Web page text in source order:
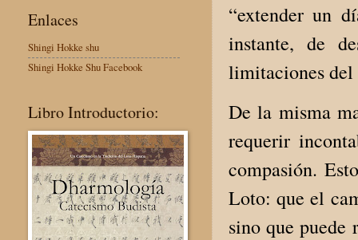
“extender un
instante, de
limitaciones
De la misma
requerir
compasión.
Loto: que el
sino que puede
Enlaces
Shingi Hokke shu
Shingi Hokke Shu Facebook
Libro Introductorio: